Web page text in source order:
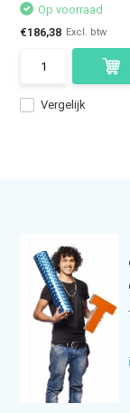
Vergelijk
Op voorraad
€186,38 Excl. btw